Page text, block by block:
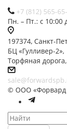
+7 (812) 565-
Пн. – Пт.: с 10:00
197374, Санкт-
БЦ «Гулливер-2»,
Торфяная
© ООО «Форвард